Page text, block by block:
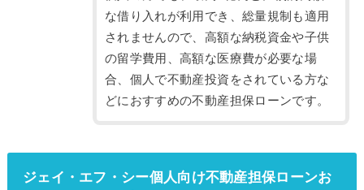
な借り入れが利用でき、総量規制も適用
されませんので、高額な納税資金や子供
の留学費用、高額な医療費が必要な場
合、個人で不動産投資をされている方な
どにおすすめの不動産担保ローンです。
ジェイ・エフ・シー個人向け不動産担保ローンお